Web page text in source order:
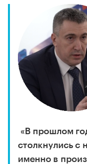
«В прошлом
столкнулись с
именно в